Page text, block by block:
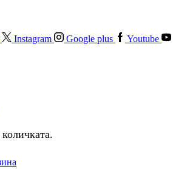
Instagram Google plus
Youtube